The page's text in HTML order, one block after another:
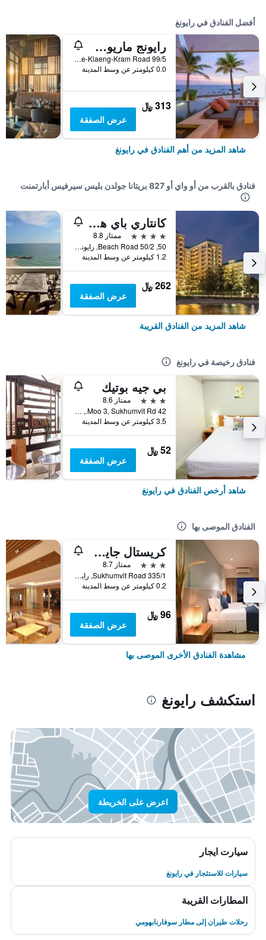
أفضل الفنادق في رايونغ
رايونج ماريوت ريزورت آند سبا
99/5 Moo 2, Pae-Klaeng-Kram Road, رايونغ, تايلاند
0.0 كيلومتر عن وسط المدينة
313 ﷼
عرض الصفقة
شاهد المزيد من أهم الفنادق في رايونغ
فنادق بالقرب من أو واي أو 827 بريتانا جولدن بليس سيرفيس أبارتمنت
كانتاري باي هوتل، رايونج
4 نجوم
ممتاز 8.8
50, 50/2 Beach Road, رايونغ, تايلاند
1.2 كيلومتر عن وسط المدينة
262 ﷼
عرض الصفقة
شاهد المزيد من الفنادق القريبة
فنادق رخيصة في رايونغ
بي جيه بوتيك
3 نجوم
ممتاز 8.6
42 Moo 3, Sukhumvit Rd., رايونغ, تايلاند
3.5 كيلومتر عن وسط المدينة
52 ﷼
عرض الصفقة
شاهد أرخص الفنادق في رايونغ
الفنادق الموصى بها
كريستال جايد هوتل
3 نجوم
ممتاز 8.7
335/1 Sukhumvit Road, رايونغ, تايلاند
0.2 كيلومتر عن وسط المدينة
96 ﷼
عرض الصفقة
مشاهدة الفنادق الأخرى الموصى بها
استكشف رايونغ
اعرض على الخريطة
سيارت ايجار
سيارات للاستئجار في رايونغ
المطارات القريبة
رحلات طيران إلى مطار سوفارنابهومي